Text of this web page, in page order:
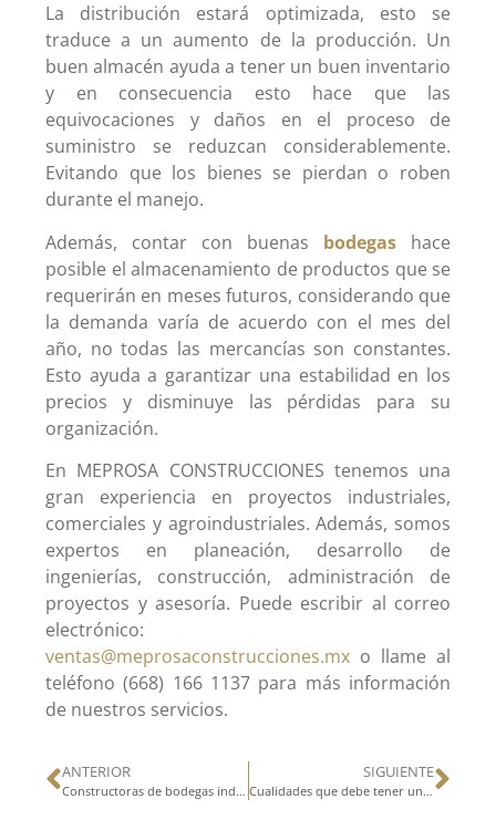
La distribución estará optimizada, esto se
traduce a un aumento de la producción. Un
buen almacén ayuda a tener un buen inventario
y en consecuencia esto hace que las
equivocaciones y daños en el proceso de
suministro se reduzcan considerablemente.
Evitando que los bienes se pierdan o roben
durante el manejo.
Además, contar con buenas bodegas hace
posible el almacenamiento de productos que se
requerirán en meses futuros, considerando que
la demanda varía de acuerdo con el mes del
año, no todas las mercancías son constantes.
Esto ayuda a garantizar una estabilidad en los
precios y disminuye las pérdidas para su
organización.
En MEPROSA CONSTRUCCIONES tenemos una
gran experiencia en proyectos industriales,
comerciales y agroindustriales. Además, somos
expertos en planeación, desarrollo de
ingenierías, construcción, administración de
proyectos y asesoría. Puede escribir al correo
electrónico:
ventas@meprosaconstrucciones.mx o llame al
teléfono (668) 166 1137 para más información
de nuestros servicios.
ANTERIOR
Constructoras de bodegas industriales: fundamentales para la seguridad alimentaria
SIGUIENTE
Cualidades que debe tener un director de proyectos de construcción de obras civiles